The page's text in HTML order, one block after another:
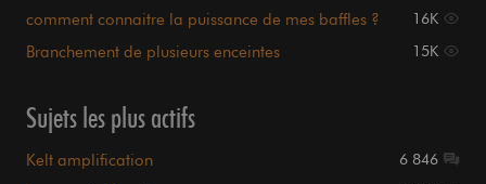
comment connaitre la puissance de mes baffles ? 16K
Branchement de plusieurs enceintes 15K
Sujets les plus actifs
Kelt amplification 6 846